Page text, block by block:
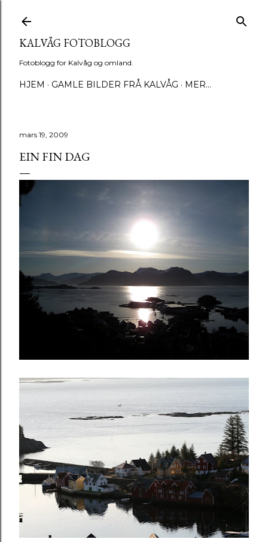
KALVÅG FOTOBLOGG
Fotoblogg for Kalvåg og omland.
HJEM GAMLE BILDER FRÅ KALVÅG MER…
mars 19, 2009
EIN FIN DAG